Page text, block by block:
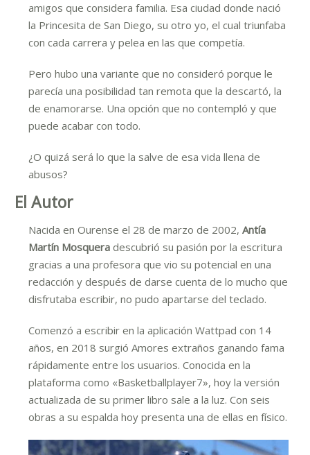
amigos que considera familia. Esa ciudad donde nació
la Princesita de San Diego, su otro yo, el cual triunfaba
con cada carrera y pelea en las que competía.
Pero hubo una variante que no consideró porque le
parecía una posibilidad tan remota que la descartó, la
de enamorarse. Una opción que no contempló y que
puede acabar con todo.
¿O quizá será lo que la salve de esa vida llena de
abusos?
El Autor
Nacida en Ourense el 28 de marzo de 2002, Antía
Martín Mosquera descubrió su pasión por la escritura
gracias a una profesora que vio su potencial en una
redacción y después de darse cuenta de lo mucho que
disfrutaba escribir, no pudo apartarse del teclado.
Comenzó a escribir en la aplicación Wattpad con 14
años, en 2018 surgió Amores extraños ganando fama
rápidamente entre los usuarios. Conocida en la
plataforma como «Basketballplayer7», hoy la versión
actualizada de su primer libro sale a la luz. Con seis
obras a su espalda hoy presenta una de ellas en físico.